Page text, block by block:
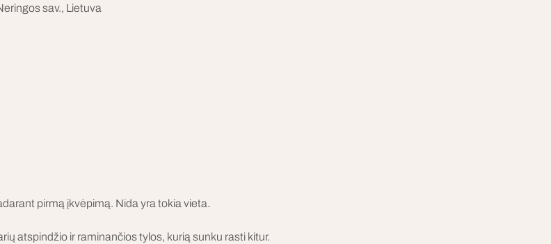
sav., Lietuva
pirmą įkvėpimą. Nida yra tokia vieta.
atspindžio ir raminančios tylos, kurią sunku rasti kitur.